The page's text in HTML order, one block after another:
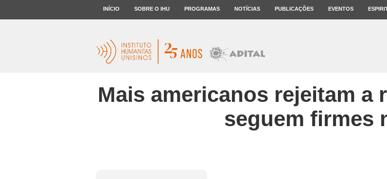
INÍCIO SOBRE O IHU PROGRAMAS NOTÍCIAS PUBLICAÇÕES EVENTOS
Mais americanos rejeitam a
seguem firmes